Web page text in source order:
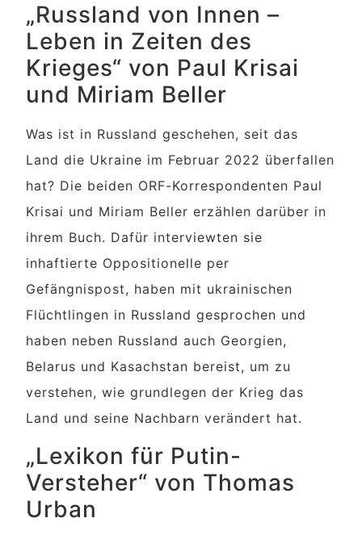
„Russland von Innen –
Leben in Zeiten des
Krieges“ von Paul Krisai
und Miriam Beller
Was ist in Russland geschehen, seit das
Land die Ukraine im Februar 2022 überfallen
hat? Die beiden ORF-Korrespondenten Paul
Krisai und Miriam Beller erzählen darüber in
ihrem Buch. Dafür interviewten sie
inhaftierte Oppositionelle per
Gefängnispost, haben mit ukrainischen
Flüchtlingen in Russland gesprochen und
haben neben Russland auch Georgien,
Belarus und Kasachstan bereist, um zu
verstehen, wie grundlegen der Krieg das
Land und seine Nachbarn verändert hat.
„Lexikon für Putin-
Versteher“ von Thomas
Urban